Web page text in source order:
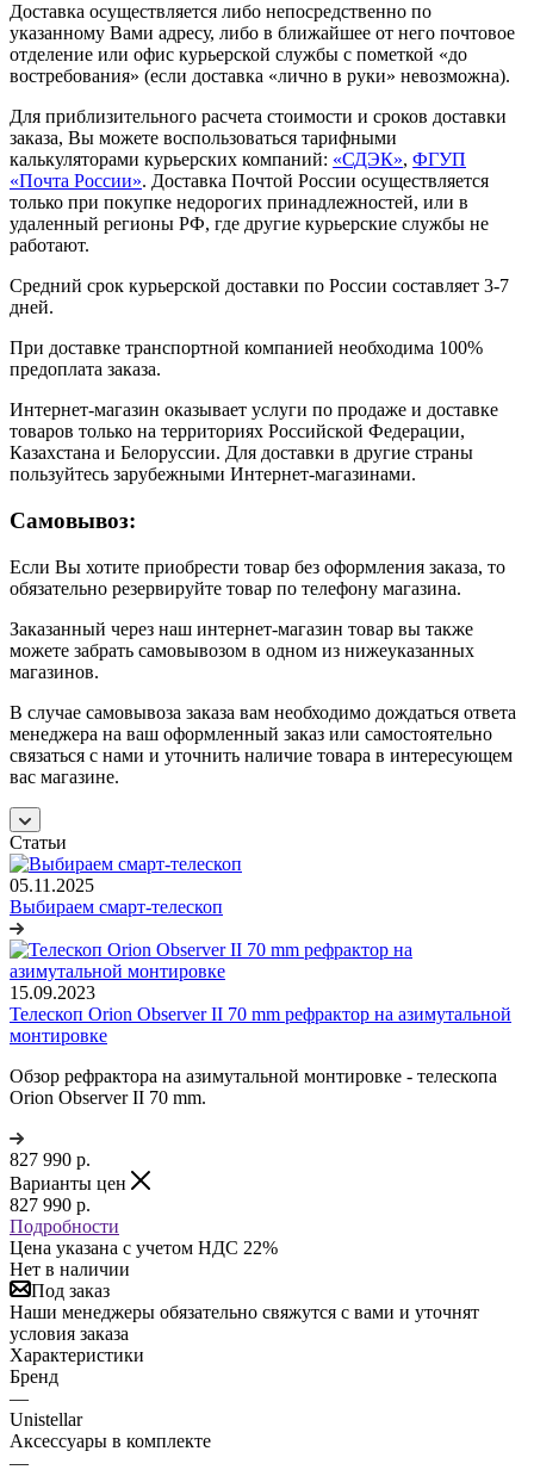
Доставка осуществляется либо непосредственно по
указанному Вами адресу, либо в ближайшее от него почтовое
отделение или офис курьерской службы с пометкой «до
востребования» (если доставка «лично в руки» невозможна).
Для приблизительного расчета стоимости и сроков доставки
заказа, Вы можете воспользоваться тарифными
калькуляторами курьерских компаний: «СДЭК», ФГУП
«Почта России». Доставка Почтой России осуществляется
только при покупке недорогих принадлежностей, или в
удаленный регионы РФ, где другие курьерские службы не
работают.
Средний срок курьерской доставки по России составляет 3-7
дней.
При доставке транспортной компанией необходима 100%
предоплата заказа.
Интернет-магазин оказывает услуги по продаже и доставке
товаров только на территориях Российской Федерации,
Казахстана и Белоруссии. Для доставки в другие страны
пользуйтесь зарубежными Интернет-магазинами.
Самовывоз:
Если Вы хотите приобрести товар без оформления заказа, то
обязательно резервируйте товар по телефону магазина.
Заказанный через наш интернет-магазин товар вы также
можете забрать самовывозом в одном из нижеуказанных
магазинов.
В случае самовывоза заказа вам необходимо дождаться ответа
менеджера на ваш оформленный заказ или самостоятельно
связаться с нами и уточнить наличие товара в интересующем
вас магазине.
Статьи
05.11.2025
Выбираем смарт-телескоп
15.09.2023
Телескоп Orion Observer II 70 mm рефрактор на азимутальной
монтировке
Обзор рефрактора на азимутальной монтировке - телескопа
Orion Observer II 70 mm.
827 990 р.
Варианты цен
827 990 р.
Подробности
Цена указана с учетом НДС 22%
Нет в наличии
Под заказ
Наши менеджеры обязательно свяжутся с вами и уточнят
условия заказа
Характеристики
Бренд
—
Unistellar
Аксессуары в комплекте
—